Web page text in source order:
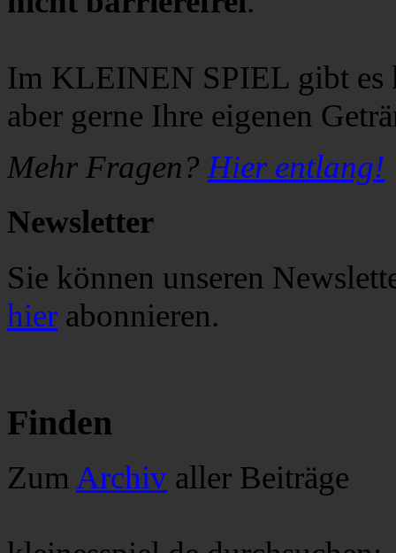
Im KLEINEN SPIEL gibt es
aber gerne Ihre eigenen
Mehr Fragen? Hier entlang!
Newsletter
Sie können unseren
hier abonnieren.
Finden
ZumArchiv aller Beiträge